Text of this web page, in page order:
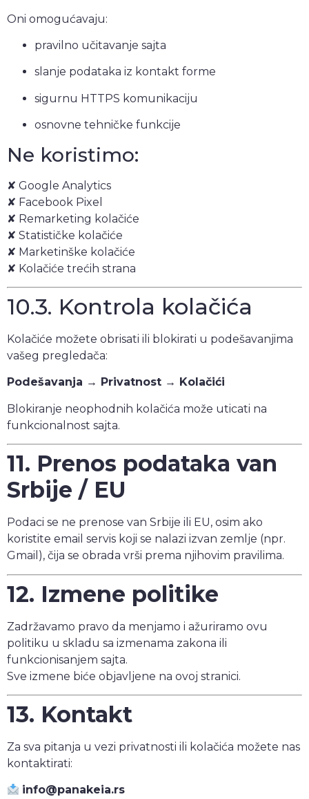
Oni omogućavaju:
pravilno učitavanje sajta
slanje podataka iz kontakt forme
sigurnu HTTPS komunikaciju
osnovne tehničke funkcije
Ne koristimo:
✘ Google Analytics
✘ Facebook Pixel
✘ Remarketing kolačiće
✘ Statističke kolačiće
✘ Marketinške kolačiće
✘ Kolačiće trećih strana
10.3. Kontrola kolačića
Kolačiće možete obrisati ili blokirati u podešavanjima
vašeg pregledača:
Podešavanja → Privatnost → Kolačići
Blokiranje neophodnih kolačića može uticati na
funkcionalnost sajta.
11. Prenos podataka van
Srbije / EU
Podaci se ne prenose van Srbije ili EU, osim ako
koristite email servis koji se nalazi izvan zemlje (npr.
Gmail), čija se obrada vrši prema njihovim pravilima.
12. Izmene politike
Zadržavamo pravo da menjamo i ažuriramo ovu
politiku u skladu sa izmenama zakona ili
funkcionisanjem sajta.
Sve izmene biće objavljene na ovoj stranici.
13. Kontakt
Za sva pitanja u vezi privatnosti ili kolačića možete nas
kontaktirati:
info@panakeia.rs